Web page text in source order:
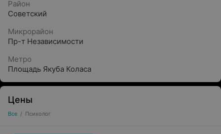
Район
Советский
Микрорайон
Пр-т Независимости
Метро
Площадь Якуба Коласа
Цены
Все / Психолог